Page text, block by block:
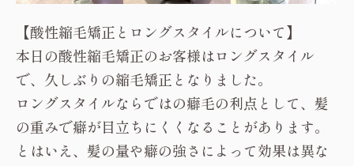
【酸性縮毛矯正とロングスタイルについて】
本日の酸性縮毛矯正のお客様はロングスタイル
で、久しぶりの縮毛矯正となりました。
ロングスタイルならではの癖毛の利点として、髪
の重みで癖が目立ちにくくなることがあります。
とはいえ、髪の量や癖の強さによって効果は異な